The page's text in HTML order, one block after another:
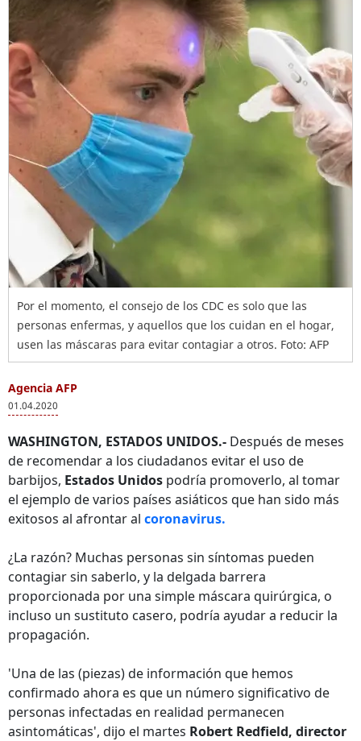
Por el momento, el consejo de los CDC es solo que las
personas enfermas, y aquellos que los cuidan en el hogar,
usen las máscaras para evitar contagiar a otros. Foto: AFP
Agencia AFP
01.04.2020
WASHINGTON, ESTADOS UNIDOS.- Después de meses
de recomendar a los ciudadanos evitar el uso de
barbijos, Estados Unidos podría promoverlo, al tomar
el ejemplo de varios países asiáticos que han sido más
exitosos al afrontar al coronavirus.
¿La razón? Muchas personas sin síntomas pueden
contagiar sin saberlo, y la delgada barrera
proporcionada por una simple máscara quirúrgica, o
incluso un sustituto casero, podría ayudar a reducir la
propagación.
'Una de las (piezas) de información que hemos
confirmado ahora es que un número significativo de
personas infectadas en realidad permanecen
asintomáticas', dijo el martes Robert Redfield, director